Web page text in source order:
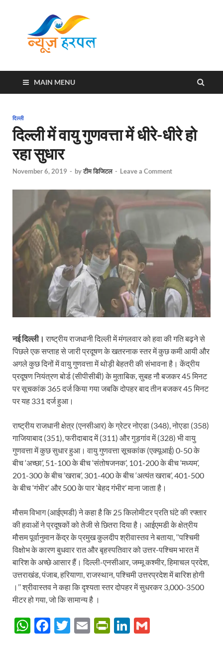
MAIN MENU
दिल्ली
दिल्ली में वायु गुणवत्ता में धीरे-धीरे हो
रहा सुधार
November 6, 2019 - byटीम डिजिटल - Leave a Comment
नई दिल्ली। राष्ट्रीय राजधानी दिल्ली में मंगलवार को हवा की गति बढ़ने से
पिछले एक सप्ताह से जारी प्रदूषण के खतरनाक स्तर में कुछ कमी आयी और
अगले कुछ दिनों में वायु गुणवत्ता में थोड़ी बेहतरी की संभावना है। केंद्रीय
प्रदूषण नियंत्रण बोर्ड (सीपीसीबी) के मुताबिक, सुबह नौ बजकर 45 मिनट
पर सूचकांक 365 दर्ज किया गया जबकि दोपहर बाद तीन बजकर 45 मिनट
पर यह 331 दर्ज हुआ।
राष्ट्रीय राजधानी क्षेत्र (एनसीआर) के ग्रेटर नोएडा (348), नोएडा (358)
गाजियाबाद (351), फरीदाबाद में (311) और गुड़गांव में (328) भी वायु
गुणवत्ता में कुछ सुधार हुआ। वायु गुणवत्ता सूचकांक (एक्यूआई) 0-50 के
बीच ‘अच्छा’, 51-100 के बीच ‘संतोषजनक’, 101-200 के बीच ‘मध्यम’,
201-300 के बीच ‘खराब’, 301-400 के बीच ‘अत्यंत खराब’, 401-500
के बीच ‘गंभीर’ और 500 के पार ‘बेहद गंभीर’ माना जाता है।
मौसम विभाग (आईएमडी) ने कहा है कि 25 किलोमीटर प्रति घंटे की रफ्तार
की हवाओं ने प्रदूषकों को तेजी से छितरा दिया है। आईएमडी के क्षेत्रीय
मौसम पूर्वानुमान केंद्र के प्रमुख कुलदीप श्रीवास्तव ने बताया, ‘‘पश्चिमी
विक्षोभ के कारण बुधवार रात और बृहस्पतिवार को उत्तर-पश्चिम भारत में
बारिश के अच्छे आसार हैं। दिल्ली-एनसीआर, जम्मू कश्मीर, हिमाचल प्रदेश,
उत्तराखंड, पंजाब, हरियाणा, राजस्थान, पश्चिमी उत्तरप्रदेश में बारिश होगी
।’’ श्रीवास्तव ने कहा कि दृश्यता स्तर दोपहर में सुधरकर 3,000-3500
मीटर हो गया, जो कि सामान्य है ।
W F
T
E
P
Li